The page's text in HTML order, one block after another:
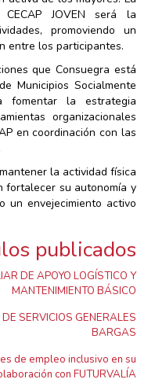
JOVEN será la
promoviendo un
entre los participantes.
que Consuegra está
Municipios Socialmente
fomentar la estrategia
organizacionales
en coordinación con las
la actividad física
fortalecer su autonomía y
un envejecimiento activo
publicados
DE APOYO LOGÍSTICO Y
MANTENIMIENTO BÁSICO
SERVICIOS GENERALES
BARGAS
de empleo inclusivo en su
con FUTURVALÍA